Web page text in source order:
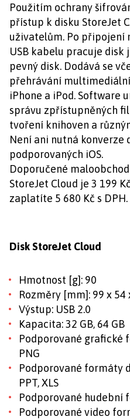
Použitím ochrany
přístup k disku StoreJet
uživatelům. Po připojení
USB kabelu pracuje
pevný disk. Dodává se
přehrávání
iPhone a iPod. Software
správu zpřístupněných
tvoření knihoven a
Není ani nutná konverze
podporovaných iOS.
Doporučené
StoreJet Cloud je 3 199
zaplatíte 5 680 Kč s DPH.
Disk StoreJet Cloud
Hmotnost [g]: 90
Rozměry [mm]: 99 x 54
Výstup: USB 2.0
Kapacita: 32 GB, 64 GB
Podporované grafické
PNG
Podporované formáty
PPT, XLS
Podporované hudební
Podporované video